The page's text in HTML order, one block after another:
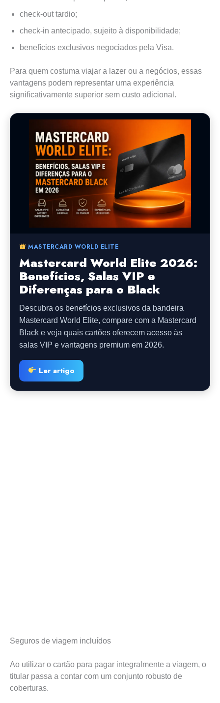
check-out tardio;
check-in antecipado, sujeito à disponibilidade;
benefícios exclusivos negociados pela Visa.
Para quem costuma viajar a lazer ou a negócios, essas
vantagens podem representar uma experiência
significativamente superior sem custo adicional.
MASTERCARD WORLD ELITE
Mastercard World Elite 2026:
Benefícios, Salas VIP e
Diferenças para o Black
Descubra os benefícios exclusivos da bandeira
Mastercard World Elite, compare com a Mastercard
Black e veja quais cartões oferecem acesso às
salas VIP e vantagens premium em 2026.
Ler artigo
Seguros de viagem incluídos
Ao utilizar o cartão para pagar integralmente a viagem, o
titular passa a contar com um conjunto robusto de
coberturas.